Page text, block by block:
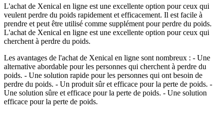
L'achat de Xenical en ligne est une excellente option pour ceux qui
veulent perdre du poids rapidement et efficacement. Il est facile à
prendre et peut être utilisé comme supplément pour perdre du poids.
L'achat de Xenical en ligne est une excellente option pour ceux qui
cherchent à perdre du poids.
Les avantages de l'achat de Xenical en ligne sont nombreux : - Une
alternative abordable pour les personnes qui cherchent à perdre du
poids. - Une solution rapide pour les personnes qui ont besoin de
perdre du poids. - Un produit sûr et efficace pour la perte de poids. -
Une solution sûre et efficace pour la perte de poids. - Une solution
efficace pour la perte de poids.